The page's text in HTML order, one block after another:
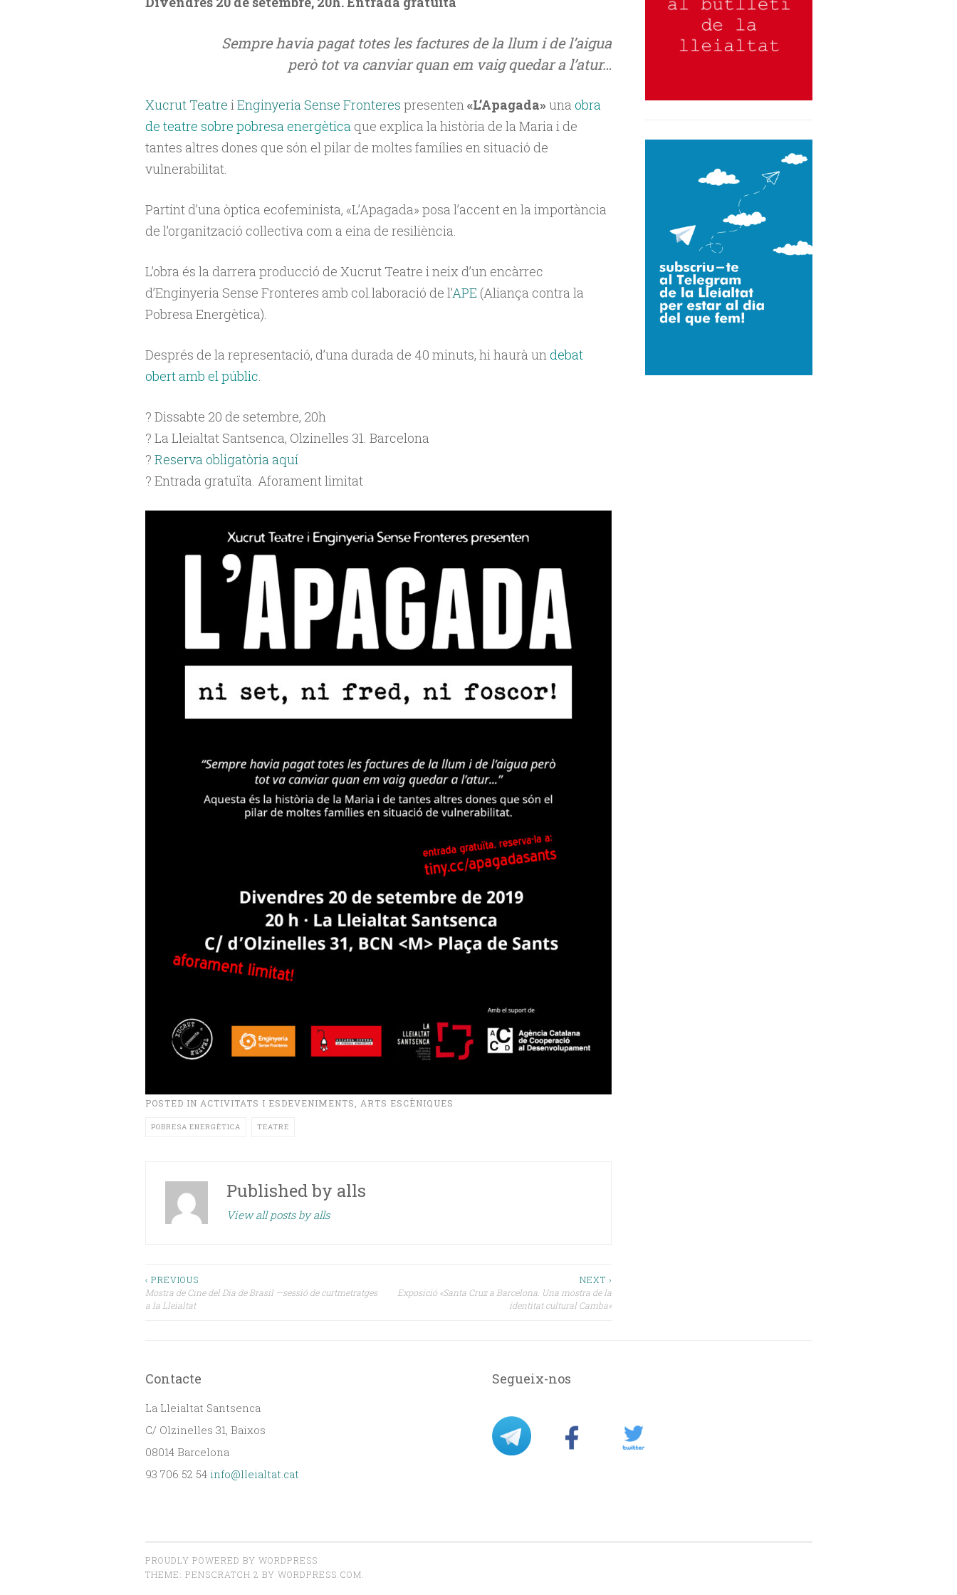
Sempre havia pagat totes les factures de la llum i de l’aigua
però tot va canviar quan em vaig quedar a l’atur…
Xucrut Teatre iEnginyeria Sense Fronteres presenten«L’Apagada» una obra
de teatre sobre pobresa energèticaque explica la història de la Maria i de
tantes altres dones que són el pilar de moltes famílies en situació de
vulnerabilitat.
Partint d’una òptica ecofeminista, «L’Apagada» posa l’accent en la importància
de l’organització col·lectiva com a eina de resiliència.
L’obra és la darrera producció de Xucrut Teatre i neix d’un encàrrec
d’Enginyeria Sense Fronteres amb col.laboració de l’APE (Aliança contra la
Pobresa Energètica).
Després de la representació, d’una durada de 40 minuts, hi haurà undebat
obert amb el públic.
?️ Dissabte 20 de setembre, 20h
? La Lleialtat Santsenca, Olzinelles 31. Barcelona
? Reserva obligatòria aquí
? Entrada gratuïta. Aforament limitat
POSTED IN ACTIVITATS I ESDEVENIMENTS ARTS ESCÈNIQUES
POBRESA ENERGÈTICA TEATRE
Published by alls
View all posts by alls
Navegació
d'entrades
‹ PREVIOUS
Mostra de Cine del Dia de Brasil —sessió de curtmetratges
a la Lleialtat
NEXT ›
Exposició «Santa Cruz a Barcelona. Una mostra de la
identitat cultural Camba»
Contacte
La Lleialtat Santsenca
C/ Olzinelles 31, Baixos
08014 Barcelona
93 706 52 54 info@lleialtat.cat
Segueix-nos
PROUDLY POWERED BY WORDPRESS
THEME: PENSCRATCH 2 BY WORDPRESS.COM